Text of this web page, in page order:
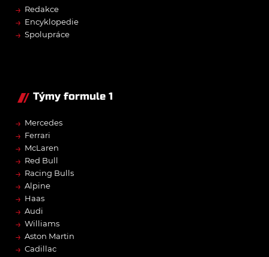
→ Redakce
→ Encyklopedie
→ Spolupráce
Týmy formule 1
→ Mercedes
→ Ferrari
→ McLaren
→ Red Bull
→ Racing Bulls
→ Alpine
→ Haas
→ Audi
→ Williams
→ Aston Martin
→ Cadillac